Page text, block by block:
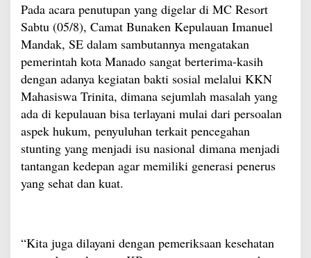
Pada acara penutupan yang digelar di MC Resort
Sabtu (05/8), Camat Bunaken Kepulauan Imanuel
Mandak, SE dalam sambutannya mengatakan
pemerintah kota Manado sangat berterima-kasih
dengan adanya kegiatan bakti sosial melalui KKN
Mahasiswa Trinita, dimana sejumlah masalah yang
ada di kepulauan bisa terlayani mulai dari persoalan
aspek hukum, penyuluhan terkait pencegahan
stunting yang menjadi isu nasional dimana menjadi
tantangan kedepan agar memiliki generasi penerus
yang sehat dan kuat.
“Kita juga dilayani dengan pemeriksaan kesehatan